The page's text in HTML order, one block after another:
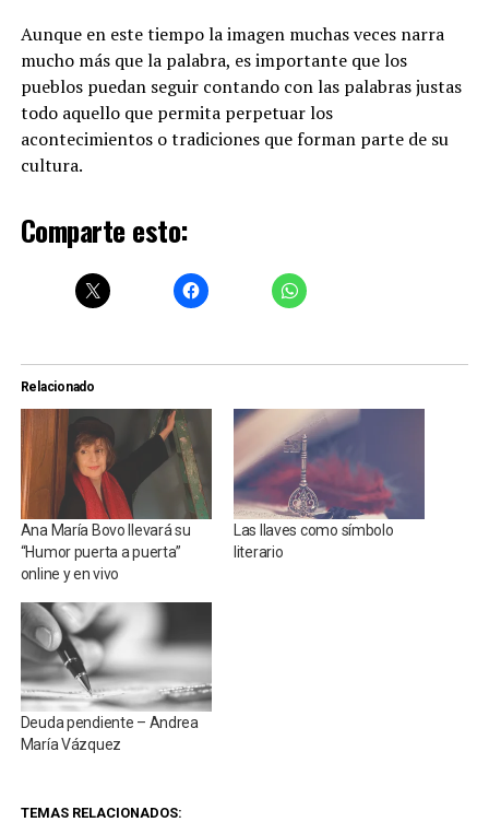
Aunque en este tiempo la imagen muchas veces narra
mucho más que la palabra, es importante que los
pueblos puedan seguir contando con las palabras justas
todo aquello que permita perpetuar los
acontecimientos o tradiciones que forman parte de su
cultura.
Comparte esto:
Relacionado
Ana María Bovo llevará su
“Humor puerta a puerta”
online y en vivo
Las llaves como símbolo
literario
Deuda pendiente – Andrea
María Vázquez
TEMAS RELACIONADOS: